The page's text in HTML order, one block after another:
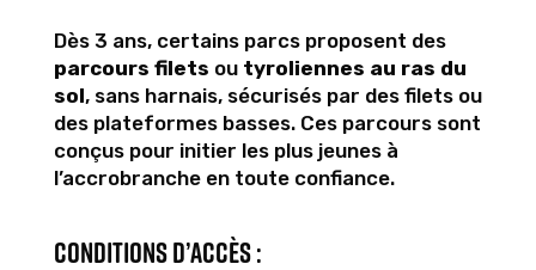
Dès 3 ans, certains parcs proposent des
parcours filets ou tyroliennes au ras du
sol, sans harnais, sécurisés par des filets ou
des plateformes basses. Ces parcours sont
conçus pour initier les plus jeunes à
l’accrobranche en toute confiance.
Conditions d’accès :